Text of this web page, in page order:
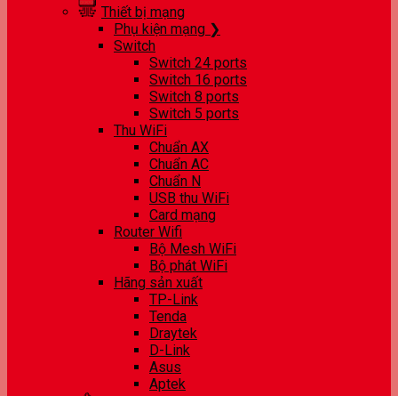
Thiết bị mạng
Phụ kiện mạng ❯
Switch
Switch 24 ports
Switch 16 ports
Switch 8 ports
Switch 5 ports
Thu WiFi
Chuẩn AX
Chuẩn AC
Chuẩn N
USB thu WiFi
Card mạng
Router Wifi
Bộ Mesh WiFi
Bộ phát WiFi
Hãng sản xuất
TP-Link
Tenda
Draytek
D-Link
Asus
Aptek